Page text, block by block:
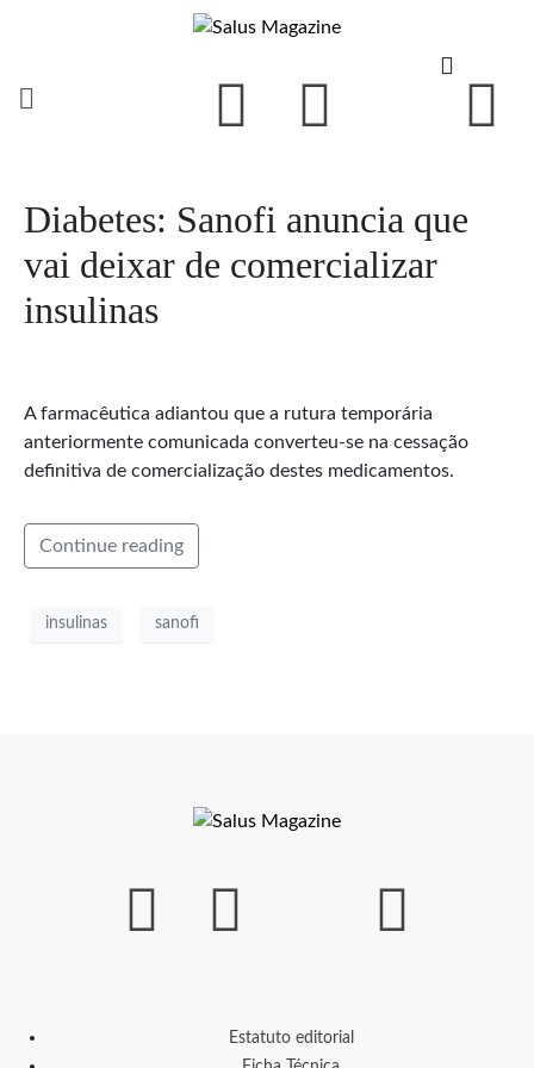
Diabetes: Sanofi anuncia que
vai deixar de comercializar
insulinas
A farmacêutica adiantou que a rutura temporária
anteriormente comunicada converteu-se na cessação
definitiva de comercialização destes medicamentos.
Continue reading
insulinas sanofi
Estatuto editorial